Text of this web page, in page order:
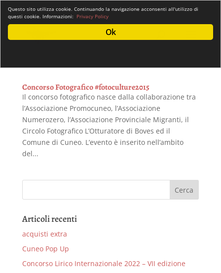
info@promocuneo.it
Concorso Fotografico #fotoculture2015
Il concorso fotografico nasce dalla collaborazione tra
l’Associazione Promocuneo, l’Associazione
Numerozero, l’Associazione Provinciale Migranti, il
Circolo Fotografico L’Otturatore di Boves ed il
Comune di Cuneo. L’evento è inserito nell’ambito
del...
Articoli recenti
acquisti extra
Cuneo Pop Up
Concorso Lirico Internazionale 2022 – VII edizione
Questo sito utilizza cookie. Continuando la navigazione acconsenti all'utilizzo di
questi cookie. Informazioni: Privacy Policy
Ok